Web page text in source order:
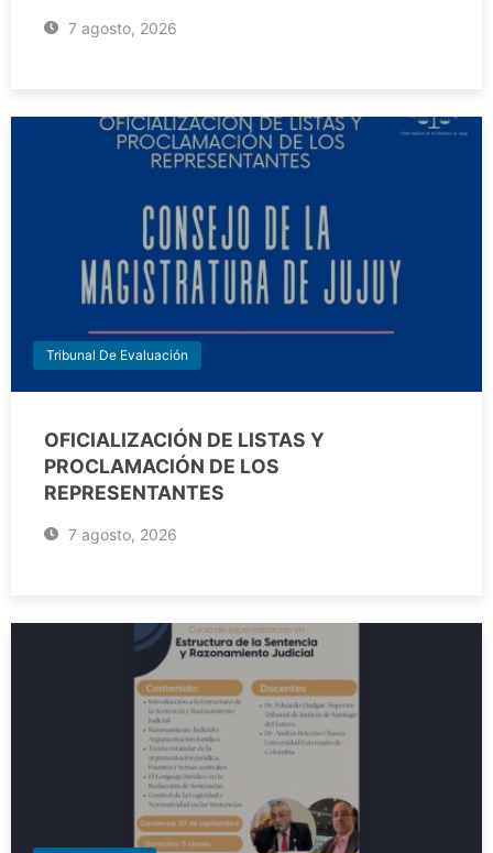
7 agosto, 2026
Tribunal De Evaluación
OFICIALIZACIÓN DE LISTAS Y
PROCLAMACIÓN DE LOS
REPRESENTANTES
7 agosto, 2026